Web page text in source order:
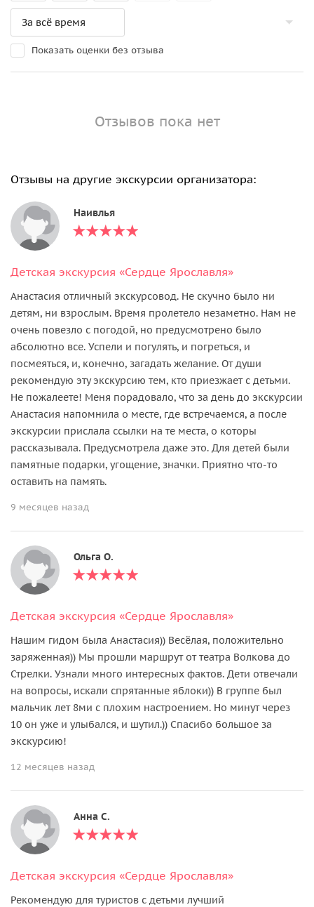
Показать оценки без отзыва
Отзывов пока нет
Отзывы на другие экскурсии организатора:
Наивлья
Детская экскурсия «Сердце Ярославля»
Анастасия отличный экскурсовод. Не скучно было ни
детям, ни взрослым. Время пролетело незаметно. Нам не
очень повезло с погодой, но предусмотрено было
абсолютно все. Успели и погулять, и погреться, и
посмеяться, и, конечно, загадать желание. От души
рекомендую эту экскурсию тем, кто приезжает с детьми.
Не пожалеете! Меня порадовало, что за день до экскурсии
Анастасия напомнила о месте, где встречаемся, а после
экскурсии прислала ссылки на те места, о которы
рассказывала. Предусмотрела даже это. Для детей были
памятные подарки, угощение, значки. Приятно что-то
оставить на память.
9 месяцев назад
Ольга О.
Детская экскурсия «Сердце Ярославля»
Нашим гидом была Анастасия)) Весёлая, положительно
заряженная)) Мы прошли маршрут от театра Волкова до
Стрелки. Узнали много интересных фактов. Дети отвечали
на вопросы, искали спрятанные яблоки)) В группе был
мальчик лет 8ми с плохим настроением. Но минут через
10 он уже и улыбался, и шутил.)) Спасибо большое за
экскурсию!
12 месяцев назад
Анна С.
Детская экскурсия «Сердце Ярославля»
Рекомендую для туристов с детьми лучший